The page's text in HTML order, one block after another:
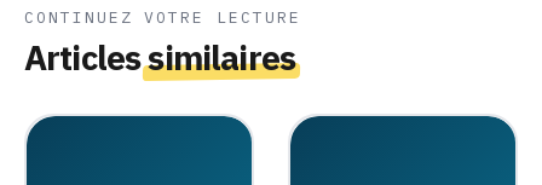
CONTINUEZ VOTRE LECTURE
Articlessimilaires